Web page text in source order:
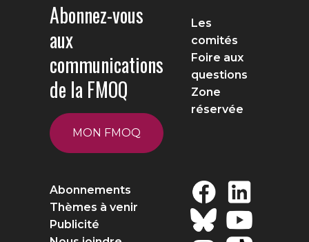
Abonnez-vous
aux
communications
de la FMOQ
MON FMOQ
Les
comités
Foire aux
questions
Zone
réservée
Abonnements
Thèmes à venir
Publicité